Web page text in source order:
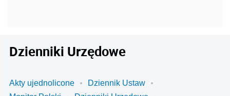
Dzienniki Urzędowe
Akty ujednolicone
Dziennik Ustaw